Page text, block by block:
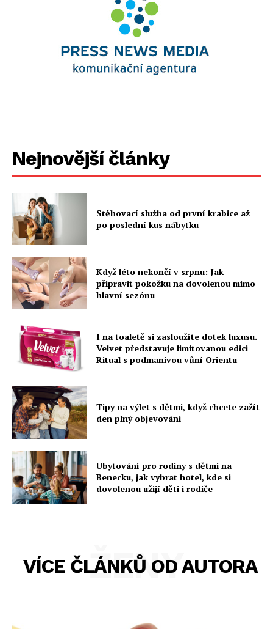
Nejnovější články
Stěhovací služba od první krabice až
po poslední kus nábytku
Když léto nekončí v srpnu: Jak
připravit pokožku na dovolenou mimo
hlavní sezónu
I na toaletě si zasloužíte dotek luxusu.
Velvet představuje limitovanou edici
Ritual s podmanivou vůní Orientu
Tipy na výlet s dětmi, když chcete zažít
den plný objevování
Ubytování pro rodiny s dětmi na
Benecku, jak vybrat hotel, kde si
dovolenou užijí děti i rodiče
VÍCE ČLÁNKŮ OD AUTORA
ŽENY